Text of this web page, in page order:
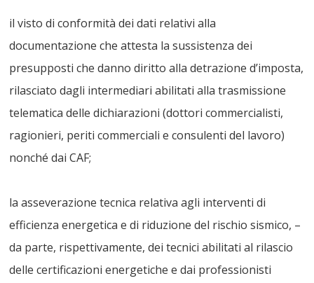
il visto di conformità dei dati relativi alla
documentazione che attesta la sussistenza dei
presupposti che danno diritto alla detrazione d’imposta,
rilasciato dagli intermediari abilitati alla trasmissione
telematica delle dichiarazioni (dottori commercialisti,
ragionieri, periti commerciali e consulenti del lavoro)
nonché dai CAF;
la asseverazione tecnica relativa agli interventi di
efficienza energetica e di riduzione del rischio sismico, –
da parte, rispettivamente, dei tecnici abilitati al rilascio
delle certificazioni energetiche e dai professionisti